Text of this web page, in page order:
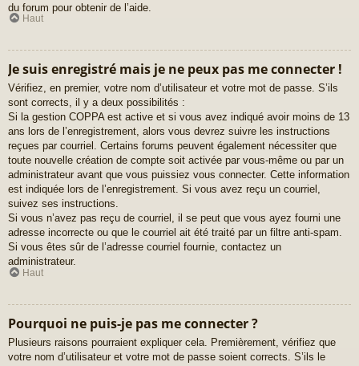
du forum pour obtenir de l’aide.
Haut
Je suis enregistré mais je ne peux pas me connecter !
Vérifiez, en premier, votre nom d’utilisateur et votre mot de passe. S’ils
sont corrects, il y a deux possibilités :
Si la gestion COPPA est active et si vous avez indiqué avoir moins de 13
ans lors de l’enregistrement, alors vous devrez suivre les instructions
reçues par courriel. Certains forums peuvent également nécessiter que
toute nouvelle création de compte soit activée par vous-même ou par un
administrateur avant que vous puissiez vous connecter. Cette information
est indiquée lors de l’enregistrement. Si vous avez reçu un courriel,
suivez ses instructions.
Si vous n’avez pas reçu de courriel, il se peut que vous ayez fourni une
adresse incorrecte ou que le courriel ait été traité par un filtre anti-spam.
Si vous êtes sûr de l’adresse courriel fournie, contactez un
administrateur.
Haut
Pourquoi ne puis-je pas me connecter ?
Plusieurs raisons pourraient expliquer cela. Premièrement, vérifiez que
votre nom d’utilisateur et votre mot de passe soient corrects. S’ils le